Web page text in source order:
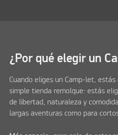
¿Por qué elegir un
Cuando eliges un Camp-let,
simple tienda remolque: estás
de libertad, naturaleza y
largas aventuras como para